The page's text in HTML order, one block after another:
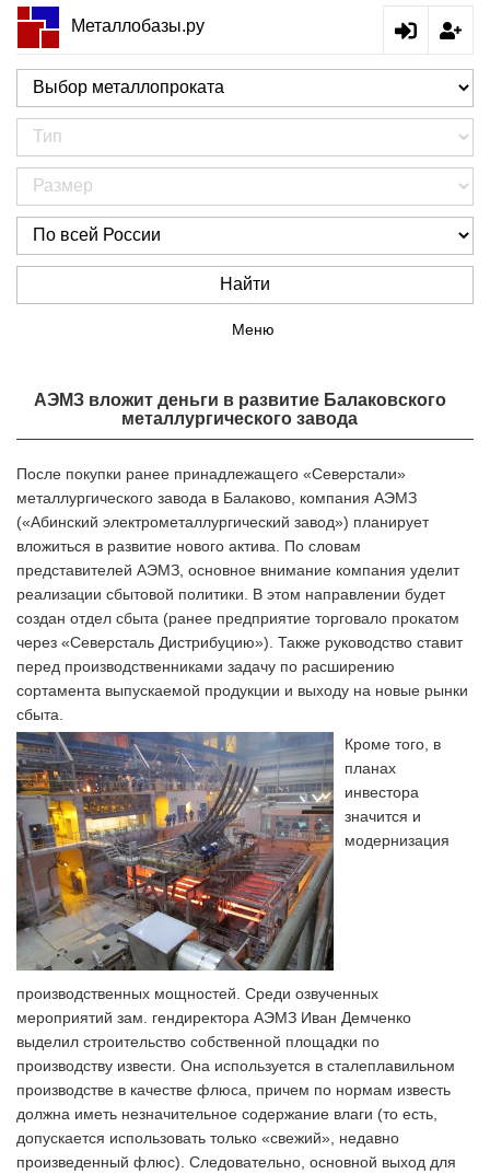
Металлобазы.ру
Найти
Меню
АЭМЗ вложит деньги в развитие Балаковского
металлургического завода
После покупки ранее принадлежащего «Северстали»
металлургического завода в Балаково, компания АЭМЗ
(«Абинский электрометаллургический завод») планирует
вложиться в развитие нового актива. По словам
представителей АЭМЗ, основное внимание компания уделит
реализации сбытовой политики. В этом направлении будет
создан отдел сбыта (ранее предприятие торговало прокатом
через «Северсталь Дистрибуцию»). Также руководство ставит
перед производственниками задачу по расширению
сортамента выпускаемой продукции и выходу на новые рынки
сбыта.
Кроме того, в
планах
инвестора
значится и
модернизация
производственных мощностей. Среди озвученных
мероприятий зам. гендиректора АЭМЗ Иван Демченко
выделил строительство собственной площадки по
производству извести. Она используется в сталеплавильном
производстве в качестве флюса, причем по нормам известь
должна иметь незначительное содержание влаги (то есть,
допускается использовать только «свежий», недавно
произведенный флюс). Следовательно, основной выход для